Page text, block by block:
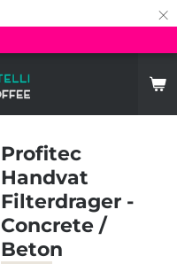
×
Profitec
Handvat
Filterdrager -
Concrete /
Beton